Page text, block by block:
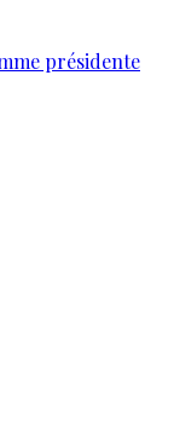
présidente